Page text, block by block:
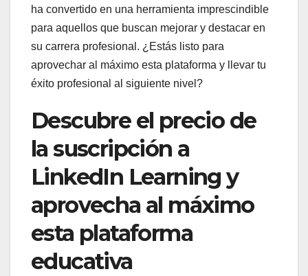
ha convertido en una herramienta imprescindible
para aquellos que buscan mejorar y destacar en
su carrera profesional. ¿Estás listo para
aprovechar al máximo esta plataforma y llevar tu
éxito profesional al siguiente nivel?
Descubre el precio de
la suscripción a
LinkedIn Learning y
aprovecha al máximo
esta plataforma
educativa